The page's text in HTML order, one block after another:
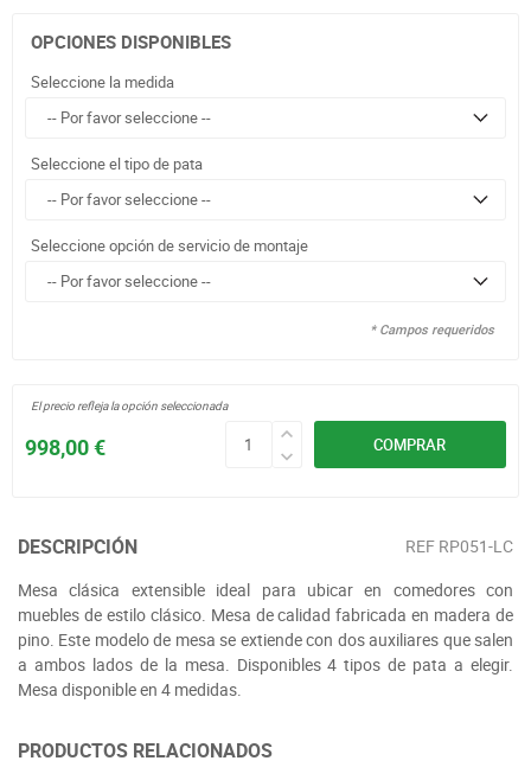
OPCIONES DISPONIBLES
Seleccione la medida
Seleccione el tipo de pata
Seleccione opción de servicio de montaje
* Campos requeridos
COMPRAR
998,00 €
El precio refleja la opción seleccionada
DESCRIPCIÓN REF RP051-LC
Mesa clásica extensible ideal para ubicar en comedores con
muebles de estilo clásico. Mesa de calidad fabricada en madera de
pino. Este modelo de mesa se extiende con dos auxiliares que salen
a ambos lados de la mesa. Disponibles 4 tipos de pata a elegir.
Mesa disponible en 4 medidas.
PRODUCTOS RELACIONADOS